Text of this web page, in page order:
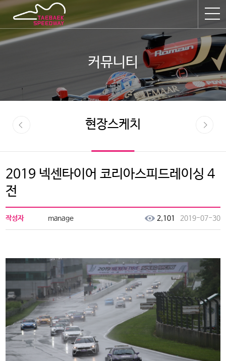
커뮤니티
현장스케치
2019 넥센타이어 코리아스피드레이싱 4
전
작성자 manage 2,101 2019-07-30